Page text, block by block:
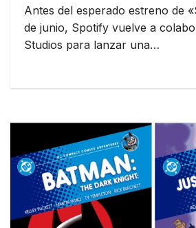
Antes del esperado estreno de
de junio, Spotify vuelve a
Studios para lanzar una…